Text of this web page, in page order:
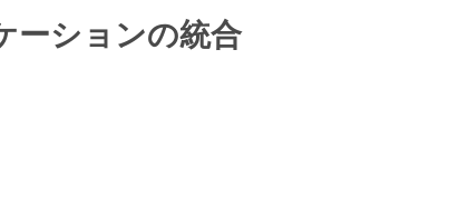
ーションの統合